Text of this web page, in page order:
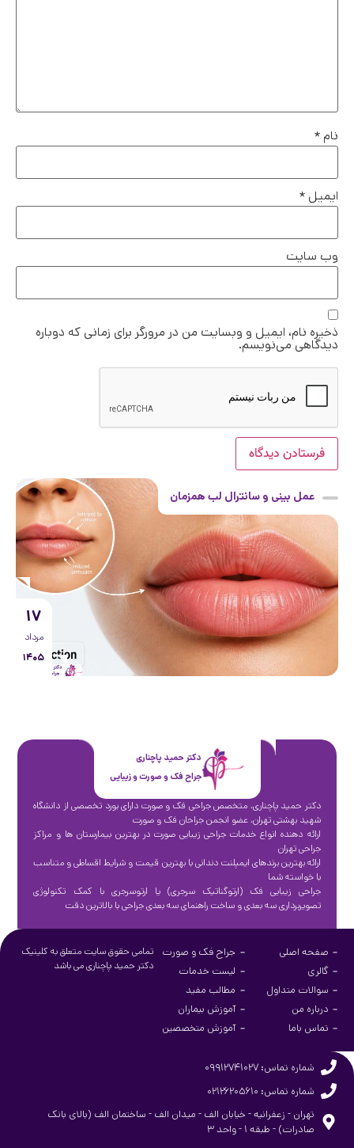
نام *
ایمیل *
وب‌ سایت
ذخیره نام، ایمیل و وبسایت من در مرورگر برای زمانی که دوباره
دیدگاهی می‌نویسم.
عمل بینی و سانترال لب همزمان
۱۷
مرداد
۱۴۰۵
صفحه اصلی
گالری
سوالات متداول
درباره من
تماس باما
جراح فک و صورت
لیست خدمات
مطالب مفید
آموزش بیماران
آموزش متخصصین
تمامی حقوق سایت متعلق به کلینیک
دکتر حمید پاچناری می باشد
دکتر حمید پاچناری
جراح فک و صورت و زیبایی
دکتر حمید پاچناری، متخصص جراحی فک و صورت دارای بورد تخصصی از دانشگاه
شهید بهشتی تهران، عضو انجمن جراحان فک و صورت
ارائه دهنده انواع خدمات جراحی زیبایی صورت در بهترین بیمارستان ها و مراکز
جراحی تهران
ارائه بهترین برندهای ایمپلنت دندانی با بهترین قیمت و شرایط اقساطی و متناسب
با خواسته شما
جراحی زیبایی فک (ارتوگناتیک سرجری) یا ارتوسرجری با کمک تکنولوژی
تصویربرداری سه بعدی و ساخت راهنمای سه بعدی جراحی با بالاترین دقت
شماره تماس: ۰۹۹۱۲۷۴۱۰۲۷
شماره تماس: ۰۲۱۲۶۲۰۵۶۱۰
تهران - زعفرانیه - خیابان الف - میدان الف - ساختمان الف (بالای بانک
صادرات) - طبقه ۱ - واحد ۳